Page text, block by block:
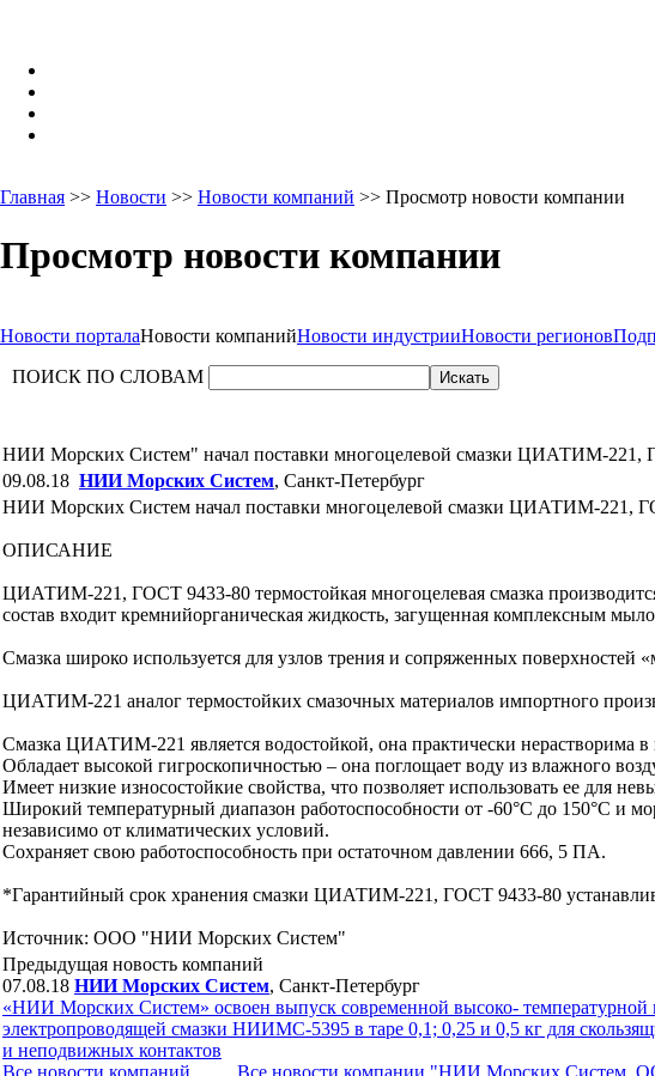
Главная >> Новости >> Новости компаний >> Просмотр новости компании
Просмотр новости компании
Новости порталаНовости компанийНовости индустрииНовости регионов
ПОИСК ПО СЛОВАМ
НИИ Морских Систем" начал поставки многоцелевой смазки ЦИАТИМ-221,
09.08.18 НИИ Морских Систем, Санкт-Петербург
НИИ Морских Систем начал поставки многоцелевой смазки ЦИАТИМ-221,
ОПИСАНИЕ
ЦИАТИМ-221, ГОСТ 9433-80 термостойкая многоцелевая смазка
состав входит кремнийорганическая жидкость, загущенная комплексным
Смазка широко используется для узлов трения и сопряженных поверхностей
ЦИАТИМ-221 аналог термостойких смазочных материалов импортного
Смазка ЦИАТИМ-221 является водостойкой, она практически нерастворима в
Обладает высокой гигроскопичностью – она поглощает воду из влажного
Имеет низкие износостойкие свойства, что позволяет использовать ее для
Широкий температурный диапазон работоспособности от -60°С до 150°С и
независимо от климатических условий.
Сохраняет свою работоспособность при остаточном давлении 666, 5 ПА.
*Гарантийный срок хранения смазки ЦИАТИМ-221, ГОСТ 9433-80
Источник: ООО "НИИ Морских Систем"
Предыдущая новость компаний
07.08.18 НИИ Морских Систем, Санкт-Петербург
«НИИ Морских Систем» освоен выпуск современной высоко- температурной
электропроводящей смазки НИИМС-5395 в таре 0,1; 0,25 и 0,5 кг для
и неподвижных контактов
Все новости компaний
Все новости компaнии "НИИ Морских Систем,